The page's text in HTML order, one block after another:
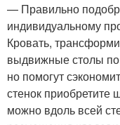
— Правильно
индивидуальному
Кровать,
выдвижные столы по
но помогут
стенок приобретите
можно вдоль всей